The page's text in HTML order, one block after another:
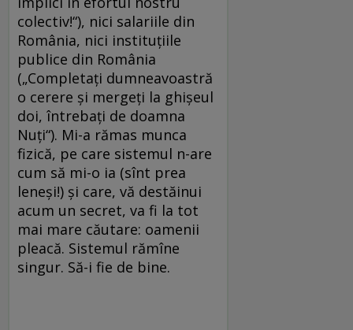
colectiv!“), nici salariile din
România, nici instituțiile
publice din România
(„Completați dumneavoastră
o cerere și mergeți la ghișeul
doi, întrebați de doamna
Nuți“). Mi-a rămas munca
fizică, pe care sistemul n-are
cum să mi-o ia (sînt prea
leneși!) și care, vă destăinui
acum un secret, va fi la tot
mai mare căutare: oamenii
pleacă. Sistemul rămîne
singur. Să-i fie de bine.